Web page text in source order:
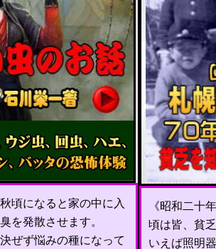
頃になると家の中に入
を発散させます。
ぜず悩みの種になって
《昭和二十
頃は皆、貧
いえば照明